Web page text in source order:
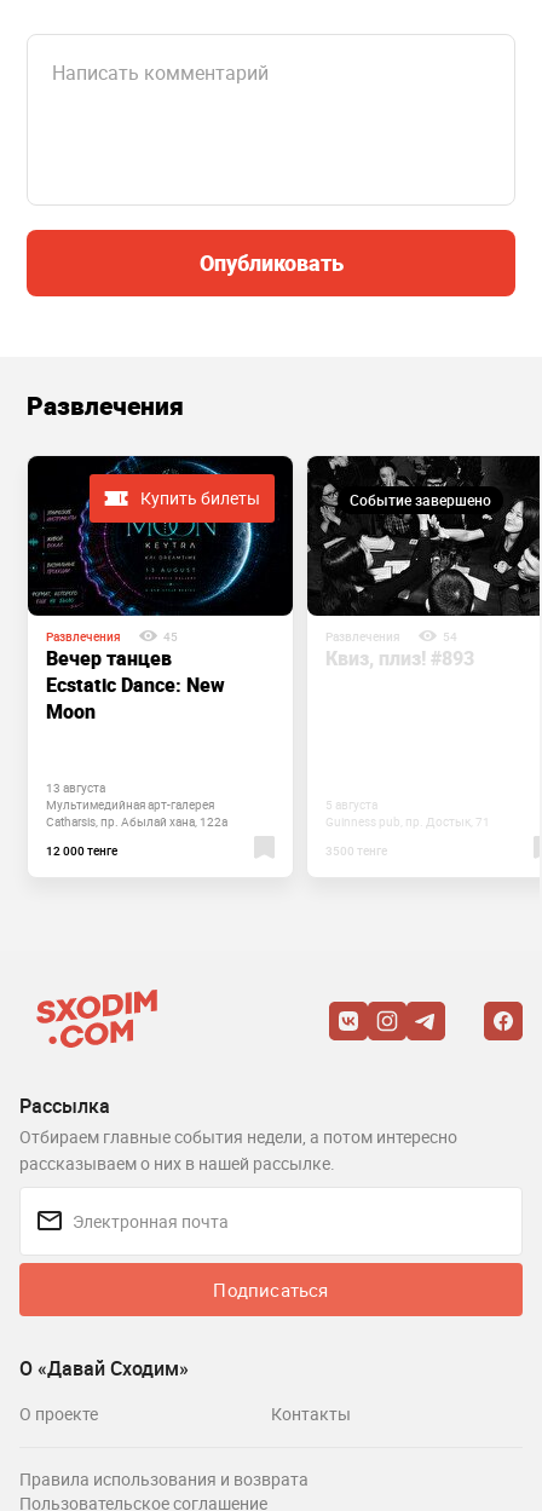
Опубликовать
Развлечения
Купить билеты
Развлечения 45
Вечер танцев
Ecstatic Dance: New
Moon
13 августа
Мультимедийная ​арт-галерея
Catharsis, пр. Абылай хана, 122а
12 000 тенге
Событие завершено
Развлечения 54
Квиз, плиз! #893
5 августа
Guinness pub, пр. Достык, 71
3500 тенге
Рассылка
Отбираем главные события недели, а потом интересно
рассказываем о них в нашей рассылке.
Подписаться
О «Давай Сходим»
О проекте Контакты
Правила использования и возврата
Пользовательское соглашение